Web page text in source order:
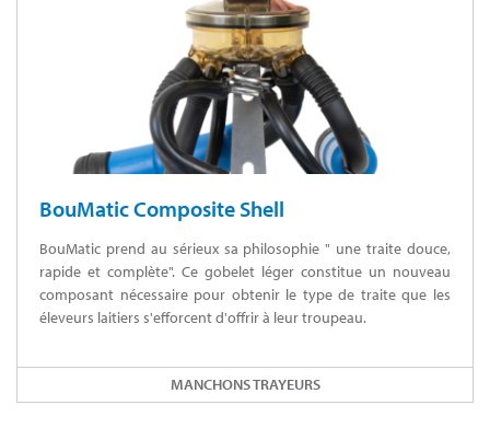
BouMatic Composite Shell
BouMatic prend au sérieux sa philosophie " une traite douce,
rapide et complète". Ce gobelet léger constitue un nouveau
composant nécessaire pour obtenir le type de traite que les
éleveurs laitiers s'efforcent d'offrir à leur troupeau.
MANCHONS TRAYEURS